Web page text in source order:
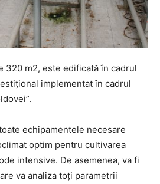
320 m2, este edificată în cadrul
implementat în cadrul
echipamentele necesare
optim pentru cultivarea
intensive. De asemenea, va fi
va analiza toți parametrii